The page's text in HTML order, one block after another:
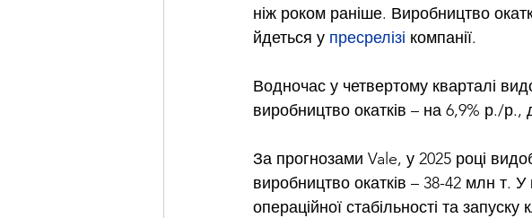
ніж роком раніше. Виробництво
йдеться у пресрелізі компанії.
Водночас у четвертому кварталі
виробництво окатків – на 6,9% р./р.,
За прогнозами Vale, у 2025 році
виробництво окатків – 38-42 млн т.
операційної стабільності та запуску